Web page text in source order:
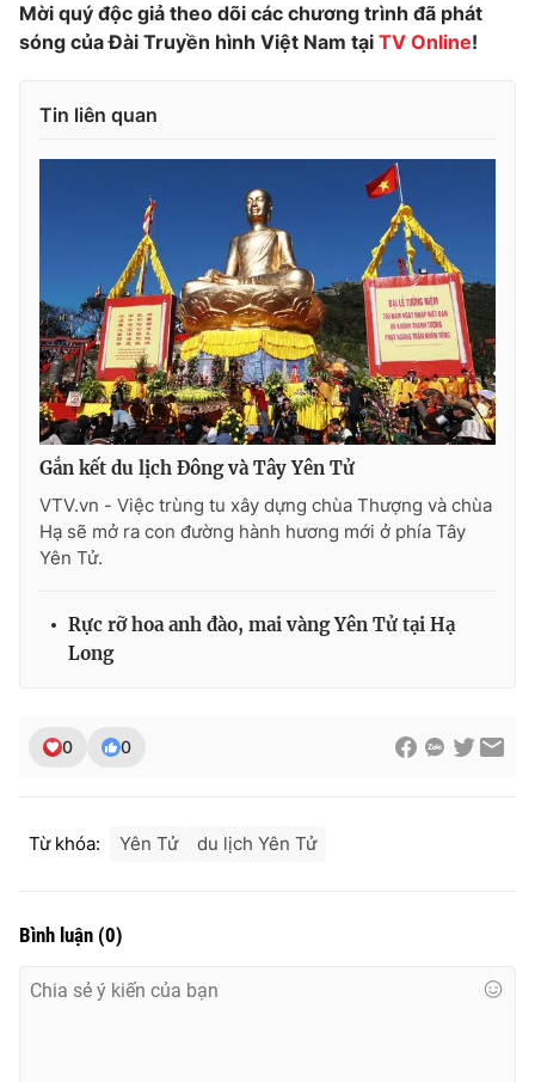
Mời quý độc giả theo dõi các chương trình đã phát
sóng của Đài Truyền hình Việt Nam tại TV Online!
Tin liên quan
Gắn kết du lịch Đông và Tây Yên Tử
VTV.vn - Việc trùng tu xây dựng chùa Thượng và chùa
Hạ sẽ mở ra con đường hành hương mới ở phía Tây
Yên Tử.
Rực rỡ hoa anh đào, mai vàng Yên Tử tại Hạ
Long
0 0
Từ khóa: Yên Tử du lịch Yên Tử
Bình luận (0)